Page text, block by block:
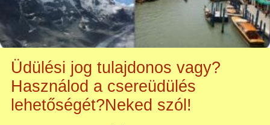
Üdülési jog tulajdonos vagy?
Használod a csereüdülés
lehetőségét?Neked szól!